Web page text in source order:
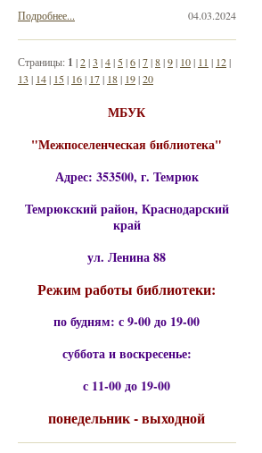
04.03.2024
Подробнее...
Страницы: 1 |2|3 |4| 5|6|7|8|9| 10| 11 | 12|
13 | 14| 15| 16| 17| 18| 19|20
МБУК
"Межпоселенческая библиотека"
Адрес: 353500, г. Темрюк
Темрюкский район, Краснодарский
край
ул. Ленина 88
Режим работы библиотеки:
по будням: с 9-00 до 19-00
суббота и воскресенье:
с 11-00 до 19-00
понедельник - выходной